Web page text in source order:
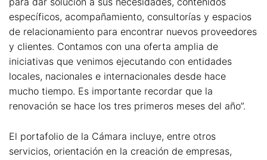
específicos, acompañamiento, consultorías y espacios
de relacionamiento para encontrar nuevos proveedores
y clientes. Contamos con una oferta amplia de
iniciativas que venimos ejecutando con entidades
locales, nacionales e internacionales desde hace
mucho tiempo. Es importante recordar que la
renovación se hace los tres primeros meses del año”.
El portafolio de la Cámara incluye, entre otros
servicios, orientación en la creación de empresas,